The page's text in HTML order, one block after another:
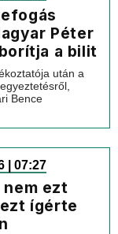
Péter
a bilit
után a
Bence
| 07:27
nem ezt
ígérte